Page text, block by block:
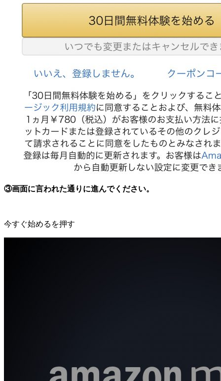
③画面に言われた通りに進んでください。
今すぐ始めるを押す